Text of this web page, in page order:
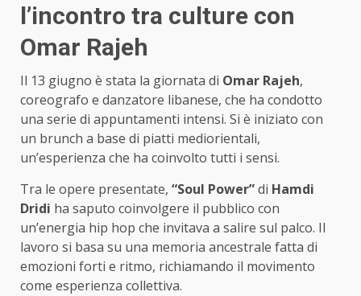
l’incontro tra culture con
Omar Rajeh
Il 13 giugno è stata la giornata di Omar Rajeh,
coreografo e danzatore libanese, che ha condotto
una serie di appuntamenti intensi. Si è iniziato con
un brunch a base di piatti mediorientali,
un’esperienza che ha coinvolto tutti i sensi.
Tra le opere presentate, “Soul Power”di Hamdi
Dridi ha saputo coinvolgere il pubblico con
un’energia hip hop che invitava a salire sul palco. Il
lavoro si basa su una memoria ancestrale fatta di
emozioni forti e ritmo, richiamando il movimento
come esperienza collettiva.